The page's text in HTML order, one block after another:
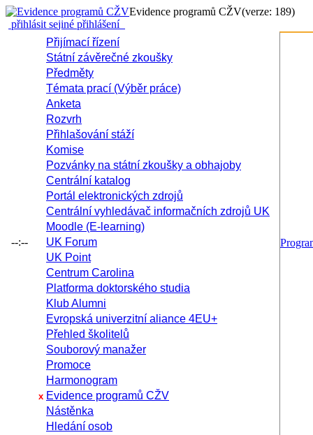
Evidence programů CŽV(verze: 189)
přihlásit sejiné přihlášení
--:--
Přijímací řízení
Státní závěrečné zkoušky
Předměty
Témata prací (Výběr práce)
Anketa
Rozvrh
Přihlašování stáží
Komise
Pozvánky na státní zkoušky a obhajoby
Centrální katalog
Portál elektronických zdrojů
Centrální vyhledávač informačních zdrojů UK
Moodle (E-learning)
UK Forum
UK Point
Centrum Carolina
Platforma doktorského studia
Klub Alumni
Evropská univerzitní aliance 4EU+
Přehled školitelů
Souborový manažer
Promoce
Harmonogram
x Evidence programů CŽV
Nástěnka
Hledání osob